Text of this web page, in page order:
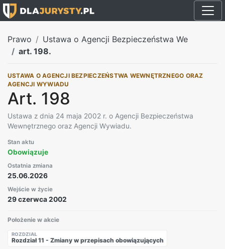
Prawo
Ustawa o Agencji Bezpieczeństwa We
art. 198.
USTAWA O AGENCJI BEZPIECZEŃSTWA WEWNĘTRZNEGO ORAZ
AGENCJI WYWIADU
Art. 198
Ustawa z dnia 24 maja 2002 r. o Agencji Bezpieczeństwa
Wewnętrznego oraz Agencji Wywiadu.
Stan aktu
Obowiązuje
Ostatnia zmiana
25.06.2026
Wejście w życie
29 czerwca 2002
Położenie w akcie
ROZDZIAŁ
Rozdział 11 - Zmiany w przepisach obowiązujących